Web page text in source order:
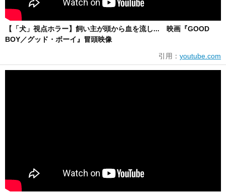
【「犬」視点ホラー】飼い主が頭から血を流し... 映画『GOOD
BOY／グッド・ボーイ』冒頭映像
引用： youtube.com